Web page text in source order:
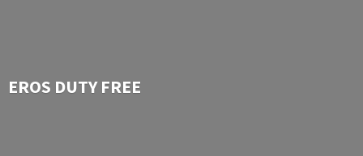
EROS DUTY FREE